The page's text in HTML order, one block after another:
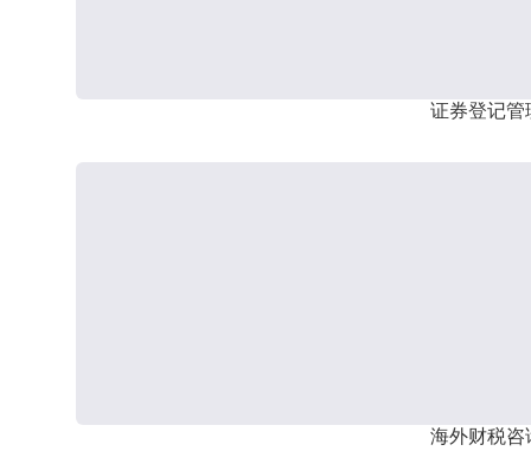
证券登记管
海外财税咨